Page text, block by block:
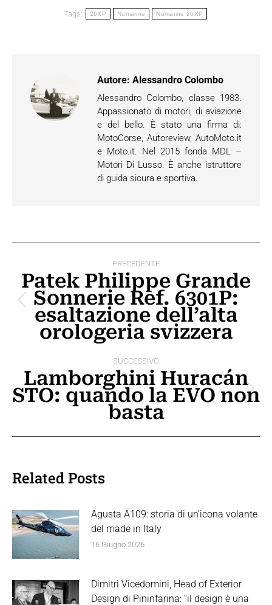
Tags: 26XP Numarine Numarine 26XP
Autore: Alessandro Colombo
Alessandro Colombo, classe 1983.
Appassionato di motori, di aviazione
e del bello. È stato una firma di:
MotoCorse, Autoreview, AutoMoto.it
e Moto.it. Nel 2015 fonda MDL –
Motori Di Lusso. È anche istruttore
di guida sicura e sportiva.
tra
post
PRECEDENTE
Post
precedente:
Patek Philippe Grande
Sonnerie Ref. 6301P:
esaltazione dell’alta
orologeria svizzera
SUCCESSIVO
Prossimo
post:
Lamborghini Huracán
STO: quando la EVO non
basta
Related Posts
Agusta A109: storia di un’icona volante
del made in Italy
16 Giugno 2026
Dimitri Vicedomini, Head of Exterior
Design di Pininfarina: “il design è una